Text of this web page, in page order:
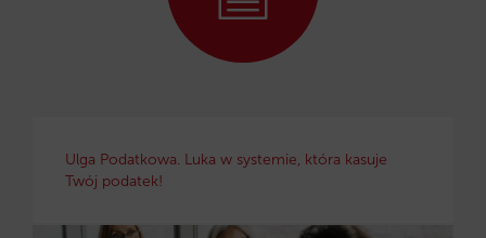
Ulga Podatkowa. Luka w systemie, która kasuje
Twój podatek!